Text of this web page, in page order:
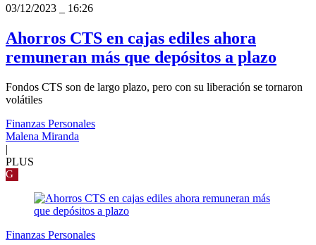
03/12/2023
16:26
Ahorros CTS en cajas ediles ahora
remuneran más que depósitos a plazo
Fondos CTS son de largo plazo, pero con su liberación se tornaron
volátiles
Finanzas Personales
Malena Miranda
|
PLUS
G
Finanzas Personales